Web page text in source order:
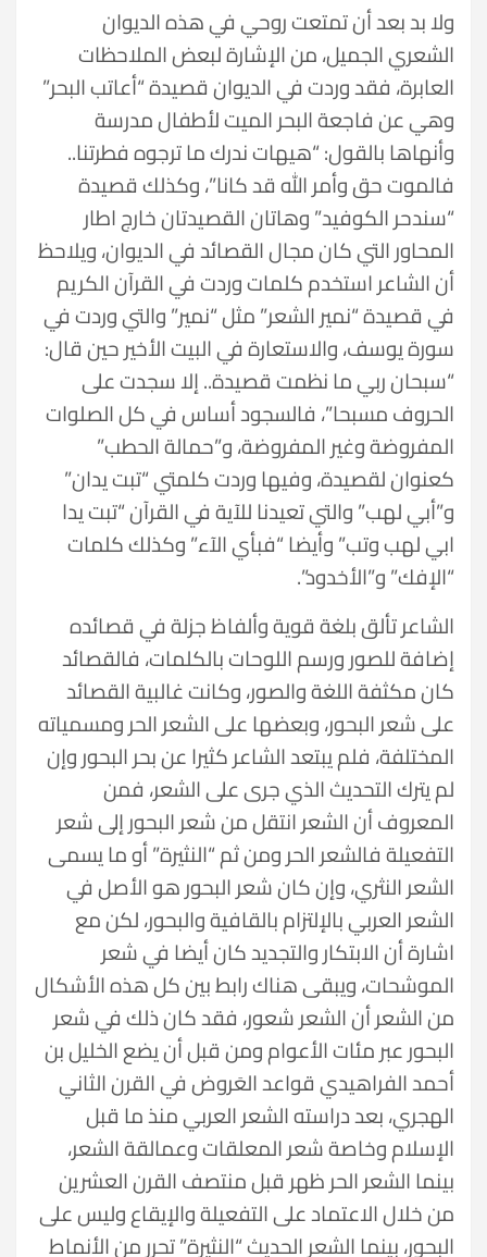
ولا بد بعد أن تمتعت روحي في هذه الديوان
الشعري الجميل، من الإشارة لبعض الملاحظات
العابرة، فقد وردت في الديوان قصيدة “أعاتب البحر”
وهي عن فاجعة البحر الميت لأطفال مدرسة
وأنهاها بالقول: “هيهات ندرك ما ترجوه فطرتنا..
فالموت حق وأمر الله قد كانا”، وكذلك قصيدة
“سندحر الكوفيد” وهاتان القصيدتان خارج اطار
المحاور التي كان مجال القصائد في الديوان، ويلاحظ
أن الشاعر استخدم كلمات وردت في القرآن الكريم
في قصيدة “نمير الشعر” مثل “نمير” والتي وردت في
سورة يوسف، والاستعارة في البيت الأخير حين قال:
“سبحان ربي ما نظمت قصيدة.. إلا سجدت على
الحروف مسبحا”، فالسجود أساس في كل الصلوات
المفروضة وغير المفروضة، و”حمالة الحطب”
كعنوان لقصيدة، وفيها وردت كلمتي “تبت يدان”
و”أبي لهب” والتي تعيدنا للآية في القرآن “تبت يدا
ابي لهب وتب” وأيضا “فبأي الآء” وكذلك كلمات
“الإفك” و”الأخدود”.
الشاعر تألق بلغة قوية وألفاظ جزلة في قصائده
إضافة للصور ورسم اللوحات بالكلمات، فالقصائد
كان مكثفة اللغة والصور، وكانت غالبية القصائد
على شعر البحور، وبعضها على الشعر الحر ومسمياته
المختلفة، فلم يبتعد الشاعر كثيرا عن بحر البحور وإن
لم يترك التحديث الذي جرى على الشعر، فمن
المعروف أن الشعر انتقل من شعر البحور إلى شعر
التفعيلة فالشعر الحر ومن ثم “النثيرة” أو ما يسمى
الشعر النثري، وإن كان شعر البحور هو الأصل في
الشعر العربي بالإلتزام بالقافية والبحور، لكن مع
اشارة أن الابتكار والتجديد كان أيضا في شعر
الموشحات، ويبقى هناك رابط بين كل هذه الأشكال
من الشعر أن الشعر شعور، فقد كان ذلك في شعر
البحور عبر مئات الأعوام ومن قبل أن يضع الخليل بن
أحمد الفراهيدي قواعد العَروض في القرن الثاني
الهجري، بعد دراسته الشعر العربي منذ ما قبل
الإسلام وخاصة شعر المعلقات وعمالقة الشعر،
بينما الشعر الحر ظهر قبل منتصف القرن العشرين
من خلال الاعتماد على التفعيلة والإيقاع وليس على
البحور، بينما الشعر الحديث “النثيرة” تحرر من الأنماط